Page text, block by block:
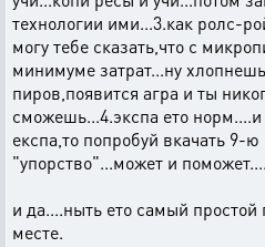
технологии ими...3.как ролс-
могу тебе сказать,что с
минимуме затрат...ну
пиров,появится агра и ты
сможешь...4.экспа ето
експа,то попробуй вкачать 9-
"упорство"...может и поможет....
и да....ныть ето самый простой
месте.